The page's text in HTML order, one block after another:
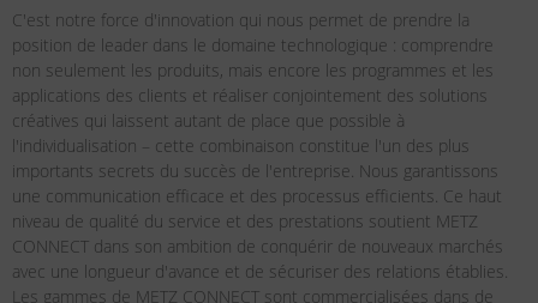
C'est notre force d'innovation qui nous permet de prendre la
position de leader dans le domaine technologique : comprendre
non seulement les produits, mais encore les programmes et les
applications des clients et réaliser conjointement des solutions
créatives qui laissent autant de place que possible à
l'individualisation – cette combinaison constitue l'un des plus
importants secrets du succès de l'entreprise. Nous garantissons
une communication efficace et des processus efficients. Ce haut
niveau de qualité du service et des prestations soutient METZ
CONNECT dans son ambition de conquérir de nouveaux marchés
avec une longueur d'avance et de sécuriser des relations établies.
Les gammes de METZ CONNECT sont commercialisées dans de